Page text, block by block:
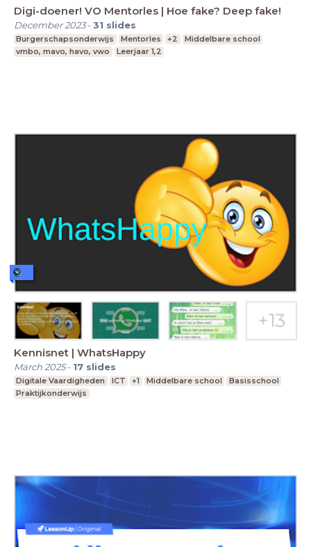
Digi-doener! VO Mentorles | Hoe fake? Deep fake!
December 2023-31 slides
Burgerschapsonderwijs Mentorles +2
Middelbare school
vmbo, mavo, havo, vwo
Leerjaar 1,2
Kennisnet | WhatsHappy
March 2025- 17 slides
Digitale Vaardigheden ICT +1 Middelbare school
Basisschool
Praktijkonderwijs